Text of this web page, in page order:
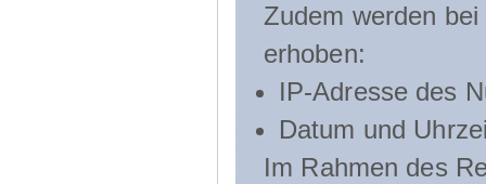
Zudem werden
erhoben:
IP-Adresse des
Datum und
Im Rahmen des